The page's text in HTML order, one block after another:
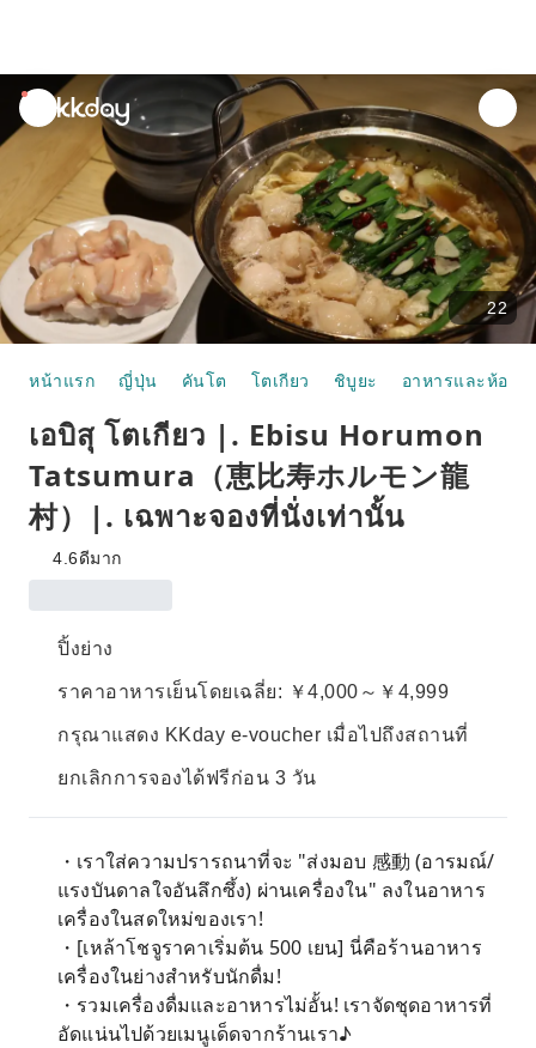
unread
notifications
22
หน้าแรก ญี่ปุ่น คันโต โตเกียว ชิบูยะ อาหารและห้องอ
เอบิสุ โตเกียว |. Ebisu Horumon
Tatsumura（恵比寿ホルモン龍
村）|. เฉพาะจองที่นั่งเท่านั้น
4.6ดีมาก
ปิ้งย่าง
ราคาอาหารเย็นโดยเฉลี่ย: ￥4,000～￥4,999
กรุณาแสดง KKday e-voucher เมื่อไปถึงสถานที่
ยกเลิกการจองได้ฟรีก่อน 3 วัน
・เราใส่ความปรารถนาที่จะ "ส่งมอบ 感動 (อารมณ์/
แรงบันดาลใจอันลึกซึ้ง) ผ่านเครื่องใน" ลงในอาหาร
เครื่องในสดใหม่ของเรา!
・[เหล้าโชจูราคาเริ่มต้น 500 เยน] นี่คือร้านอาหาร
เครื่องในย่างสำหรับนักดื่ม!
・รวมเครื่องดื่มและอาหารไม่อั้น! เราจัดชุดอาหารที่
อัดแน่นไปด้วยเมนูเด็ดจากร้านเรา♪